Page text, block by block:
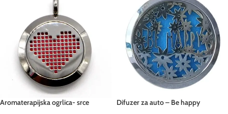
Aromaterapijska ogrlica- srce Difuzer za auto – Be happy